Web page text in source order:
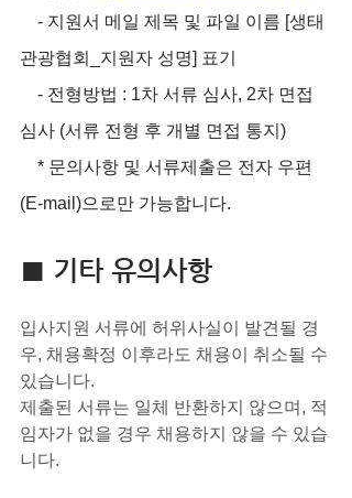
관광협회_지원자 성명] 표기
심사 (서류 전형 후 개별 면접 통지)
(E-mail)으로만 가능합니다.
■ 기타 유의사항
입사지원 서류에 허위사실이 발견될 경
우, 채용확정 이후라도 채용이 취소될 수
있습니다.
제출된 서류는 일체 반환하지 않으며, 적
임자가 없을 경우 채용하지 않을 수 있습
니다.